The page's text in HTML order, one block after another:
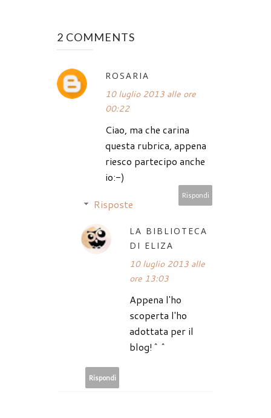
2 COMMENTS
ROSARIA
10 luglio 2013 alle ore
00:22
Ciao, ma che carina
questa rubrica, appena
riesco partecipo anche
io:-)
Rispondi
Risposte
LA BIBLIOTECA
DI ELIZA
10 luglio 2013 alle
ore 13:03
Appena l'ho
scoperta l'ho
adottata per il
blog!^^
Rispondi